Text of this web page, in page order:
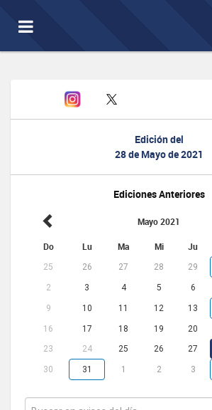
Toggle
navigation
Edición del
28 de Mayo de 2021
Ediciones Anteriores
Mayo 2021
Do Lu Ma Mi Ju
25 26 27 28 29
2 3 4 5 6
9 10 11 12 13
16 17 18 19 20
23
24 25 26 27
30 31 1 2 3